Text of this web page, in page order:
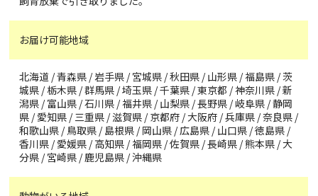
お届け可能地域
北海道 / 青森県 / 岩手県 / 宮城県 / 秋田県 / 山形県 / 福島県 / 茨
城県 / 栃木県 / 群馬県 / 埼玉県 / 千葉県 / 東京都 / 神奈川県 / 新
潟県 / 富山県 / 石川県 / 福井県 / 山梨県 / 長野県 / 岐阜県 / 静岡
県 / 愛知県 / 三重県 / 滋賀県 / 京都府 / 大阪府 / 兵庫県 / 奈良県 /
和歌山県 / 鳥取県 / 島根県 / 岡山県 / 広島県 / 山口県 / 徳島県 /
香川県 / 愛媛県 / 高知県 / 福岡県 / 佐賀県 / 長崎県 / 熊本県 / 大
分県 / 宮崎県 / 鹿児島県 / 沖縄県